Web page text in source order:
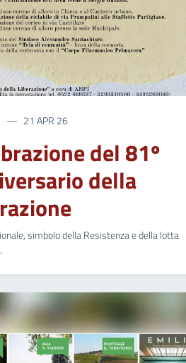
21 APR 26
del 81º
della
simbolo della Resistenza e della lotta